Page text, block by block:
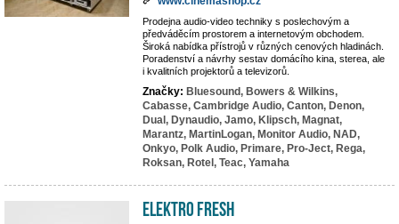
Prodejna audio-video techniky s poslechovým a
předváděcím prostorem a internetovým obchodem.
Široká nabídka přístrojů v různých cenových hladinách.
Poradenství a návrhy sestav domácího kina, sterea, ale
i kvalitních projektorů a televizorů.
Značky: Bluesound, Bowers & Wilkins,
Cabasse, Cambridge Audio, Canton, Denon,
Dual, Dynaudio, Jamo, Klipsch, Magnat,
Marantz, MartinLogan, Monitor Audio, NAD,
Onkyo, Polk Audio, Primare, Pro-Ject, Rega,
Roksan, Rotel, Teac, Yamaha
Elektro Fresh